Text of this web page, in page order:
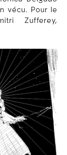
vécu. Pour le
Zufferey,